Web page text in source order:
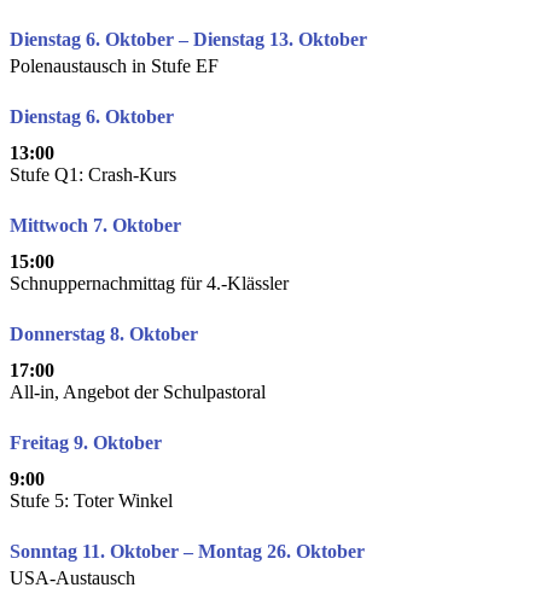
Dienstag 6. Oktober – Dienstag 13. Oktober
Polenaustausch in Stufe EF
Dienstag 6. Oktober
13:00
Stufe Q1: Crash-Kurs
Mittwoch 7. Oktober
15:00
Schnuppernachmittag für 4.-Klässler
Donnerstag 8. Oktober
17:00
All-in, Angebot der Schulpastoral
Freitag 9. Oktober
9:00
Stufe 5: Toter Winkel
Sonntag 11. Oktober – Montag 26. Oktober
USA-Austausch